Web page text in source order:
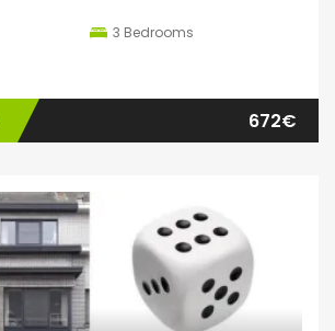
3 Bedrooms
672€